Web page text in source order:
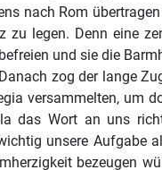
nach Rom
zu legen. Denn eine
befreien und sie die
Danach zog der lange
versammelten, um
das Wort an uns
unsere Aufgabe
bezeugen